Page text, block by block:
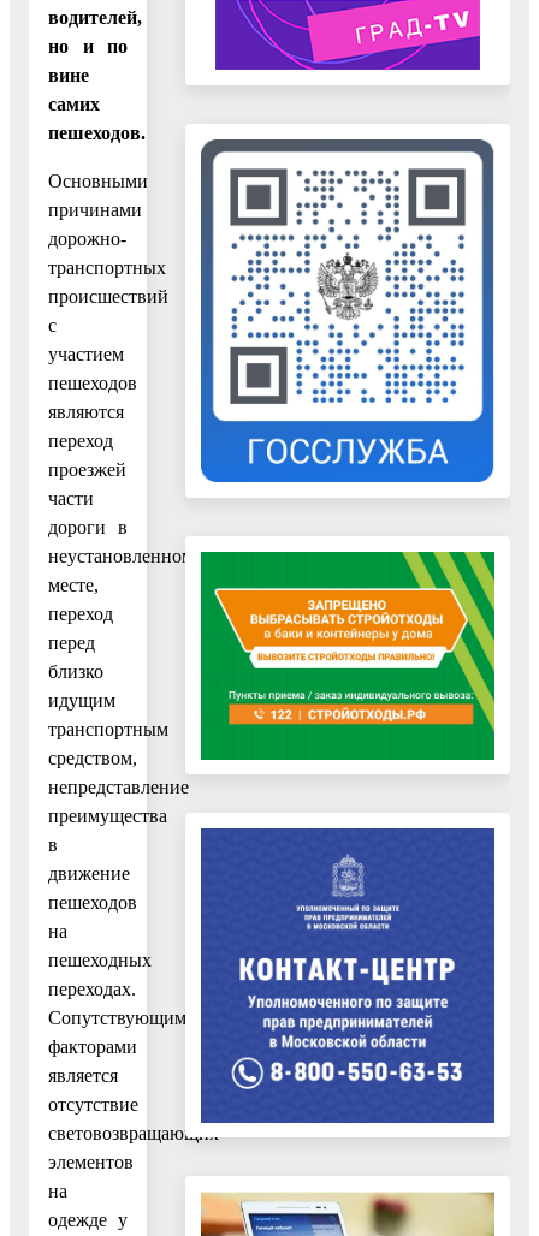
водителей,
но и по
вине
самих
пешеходов.
Основными
причинами
дорожно-
транспортных
происшествий
с
участием
пешеходов
являются
переход
проезжей
части
дороги в
неустановленном
месте,
переход
перед
близко
идущим
транспортным
средством,
непредставление
преимущества
в
движение
пешеходов
на
пешеходных
переходах.
Сопутствующими
факторами
является
отсутствие
световозвращающих
элементов
на
одежде у